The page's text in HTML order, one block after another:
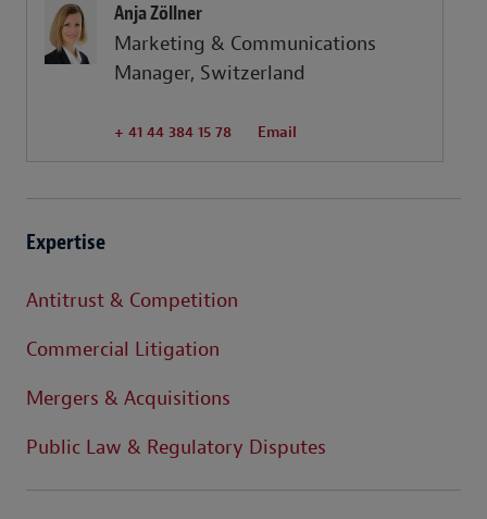
Anja Zöllner
Marketing & Communications
Manager, Switzerland
+ 41 44 384 15 78 Email
Expertise
Antitrust & Competition
Commercial Litigation
Mergers & Acquisitions
Public Law & Regulatory Disputes